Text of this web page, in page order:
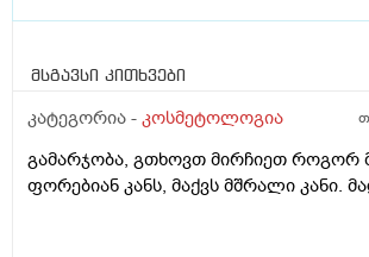
მსგავსი კითხვები
კატეგორია - კოსმეტოლოგია
გამარჯობა, გთხოვთ მირჩიეთ როგორ
ფორებიან კანს, მაქვს მშრალი კანი.